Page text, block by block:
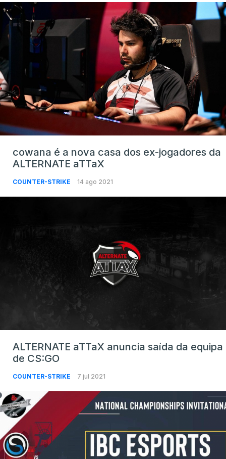
cowana é a nova casa dos ex-jogadores da
ALTERNATE aTTaX
COUNTER-STRIKE 14 ago 2021
ALTERNATE aTTaX anuncia saída da equipa
de CS:GO
COUNTER-STRIKE 7 jul 2021